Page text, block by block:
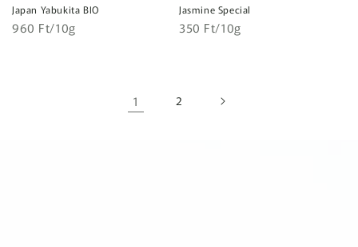
Japan Yabukita BIO
Normál
Egységár
960 Ft/10g
Jasmine Special
Normál
Egységár
350 Ft/10g
1 2